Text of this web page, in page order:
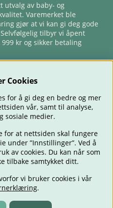
utvalg av baby- og
Varemerket ble
gjør at vi kan gi deg gode
tilbyr vi åpent
kr og sikker betaling
BABY SPISE & MATE
REISE
LEKER TILBUD
OUTLET
GAVETIPS
Cookies
for å gi deg en bedre og mer
vår, samt til analyse,
sosiale medier.
for at nettsiden skal fungere
under ”Innstillinger”. Ved å
av cookies. Du kan når som
tilbake samtykket ditt.
vi bruker cookies i vår
.